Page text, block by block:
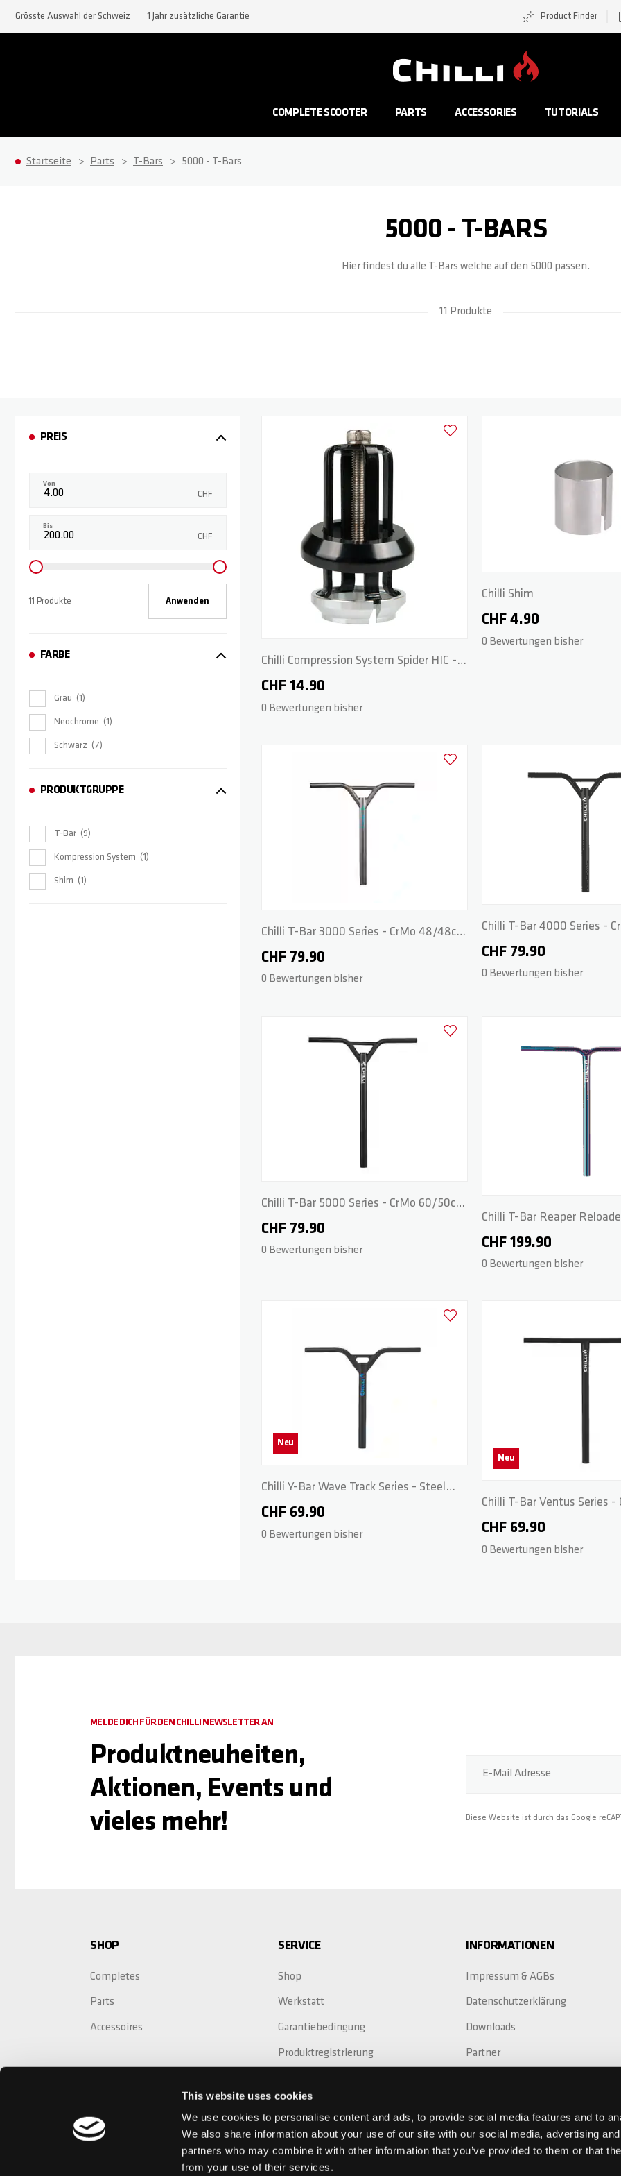
This website uses cookies
We use cookies to personalise content and ads, to provide social media features and to
We also share information about your use of our site with our social media, advertising
partners who may combine it with other information that you’ve provided to them or that
from your use of their services.
Grösste Auswahl der Schweiz 1 Jahr zusätzliche Garantie Product Finder
COMPLETE SCOOTER PARTS ACCESSORIES TUTORIALS
Startseite Parts T-Bars 5000 - T-Bars
5000 - T-BARS
Hier findest du alle T-Bars welche auf den 5000 passen.
11 Produkte
PREIS
Von
CHF
Bis
CHF
11 Produkte Anwenden
FARBE
Grau 1
Neochrome 1
Schwarz 7
PRODUKTGRUPPE
T-Bar 9
Kompression System 1
Shim 1
Chilli Compression System Spider HIC -
Black
CHF 14.90
0 Bewertungen bisher
Zur Wunschliste hinzufügen
Chilli Shim
CHF 4.90
0 Bewertungen bisher
Chilli T-Bar 3000 Series - CrMo 48/48cm
- Grey
CHF 79.90
0 Bewertungen bisher
Zur Wunschliste hinzufügen
Chilli T-Bar 4000 Series -
- Black
CHF 79.90
0 Bewertungen bisher
Chilli T-Bar 5000 Series - CrMo 60/50cm
- Black
CHF 79.90
0 Bewertungen bisher
Zur Wunschliste hinzufügen
Chilli T-Bar Reaper
CrMo 60/60cm - Neochrome
CHF 199.90
0 Bewertungen bisher
Neu
Chilli Y-Bar Wave Track Series - Steel
42/50 cm - Dark Grey/Blue
CHF 69.90
0 Bewertungen bisher
Zur Wunschliste hinzufügen
Neu
Chilli T-Bar Ventus Series -
58/56cm - Black
CHF 69.90
0 Bewertungen bisher
E-Mail Adresse
Diese Website ist durch das Google
MELDE DICH FÜR DEN CHILLI NEWSLETTER AN
Produktneuheiten,
Aktionen, Events und
vieles mehr!
SHOP
Completes
Parts
Accessoires
SERVICE
Shop
Werkstatt
Garantiebedingung
Produktregistrierung
INFORMATIONEN
Impressum & AGBs
Datenschutzerklärung
Downloads
Partner